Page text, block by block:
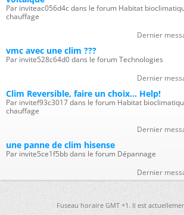
Par inviteac056d4c dans le forum Habitat
chauffage
Dernier
vmc avec une clim ???
Par invite528c64d0 dans le forum Technologies
Dernier
Clim Reversible, faire un choix... Help!
Par invitef93c3017 dans le forum Habitat
chauffage
Dernier
une panne de clim hisense
Par invite5ce1f5bb dans le forum Dépannage
Dernier
Fuseau horaire GMT +1. Il est